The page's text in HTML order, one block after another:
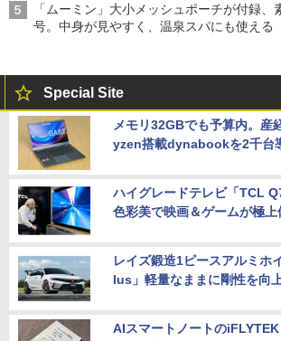
「ムーミン」大小メッシュポーチが付録、
号。中身が見やすく、温泉スパにも使える
Special Site
メモリ32GBでも予算内。産
yzen搭載dynabookを2千台
ハイグレードテレビ「TCL
色彩美で映画＆ゲームが極上
レイズ鍛造1ピースアルミホ
lus」軽量なままに剛性を向
AIスマートノートの